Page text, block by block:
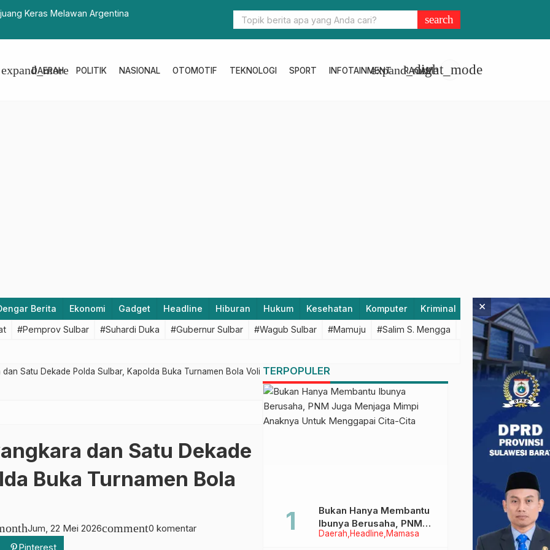
Polri pada Panggung Gembira HUT
Pemain Proliga Rendi Pebriant Tamamilang Meriahkan Turnamen Bola Volly
search
DAERAH
expand_more POLITIK NASIONAL OTOMOTIF TEKNOLOGI SPORT INFOTAINMENT RAGAM
expand_morelight_mode
Berita Ekonomi Gadget Headline Hiburan Hukum Kesehatan Komputer Kriminal Lifestyle
#Pemprov Sulbar #Suhardi Duka #Gubernur Sulbar #Wagub Sulbar #Mamuju #Salim S. Mengga #featured #Polda
Satu Dekade Polda Sulbar, Kapolda Buka Turnamen Bola Voli
dan Satu Dekade
Buka Turnamen Bola
Jum, 22 Mei 2026comment0 komentar
Pinterest
TERPOPULER
Daerah Headline Mamasa
Bukan Hanya Membantu
Ibunya Berusaha, PNM
Juga Menjaga Mimpi
×